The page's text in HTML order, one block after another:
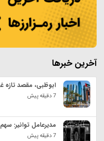
آخرین خبرها
7 دقیقه پیش
7 دقیقه پیش